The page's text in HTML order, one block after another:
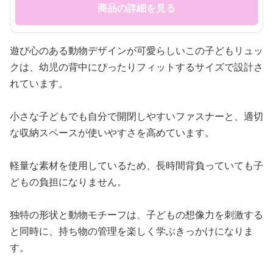
商品の詳細を見る
遊び心のある動物デザインが可愛らしいこの子どもリュッ
クは、幼児の背中にぴったりフィットするサイズで設計さ
れています。
小さな子どもでも自分で開閉しやすいファスナーと、適切
な収納スペースが使いやすさを高めています。
軽量な素材を使用しているため、長時間背負っていても子
どもの負担になりません。
独特の形状と動物モチーフは、子どもの想像力を刺激する
と同時に、持ち物の管理を楽しく学ぶきっかけになりま
す。